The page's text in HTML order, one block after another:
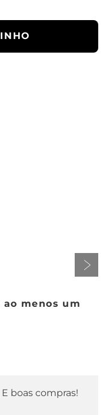
ao menos um
boas compras!